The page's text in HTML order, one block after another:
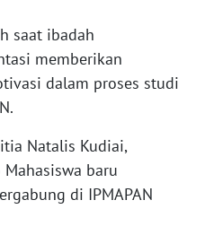
saat ibadah
memberikan
dalam proses studi
Natalis Kudiai,
baru
di IPMAPAN